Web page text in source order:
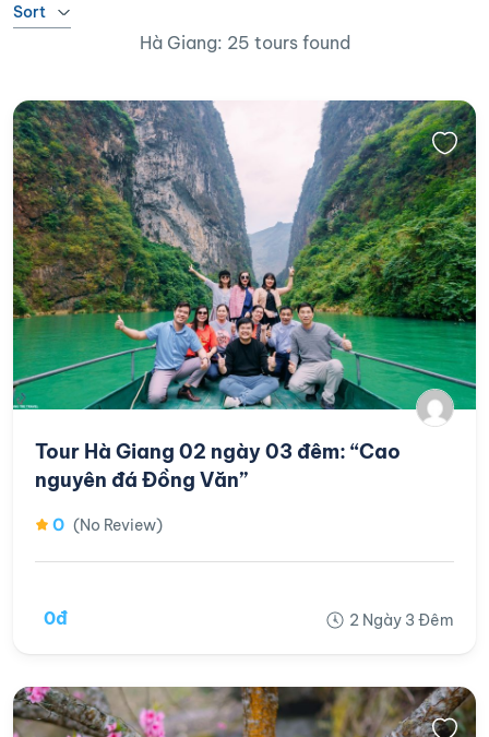
Sort
Hà Giang: 25 tours found
Tour Hà Giang 02 ngày 03 đêm: “Cao
nguyên đá Đồng Văn”
0 (No Review)
0đ 2 Ngày 3 Đêm